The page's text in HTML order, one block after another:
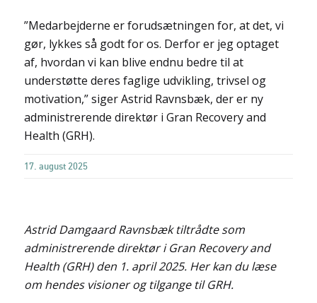
”Medarbejderne er forudsætningen for, at det, vi
gør, lykkes så godt for os. Derfor er jeg optaget
af, hvordan vi kan blive endnu bedre til at
understøtte deres faglige udvikling, trivsel og
motivation,” siger Astrid Ravnsbæk, der er ny
administrerende direktør i Gran Recovery and
Health (GRH).
17. august 2025
Astrid Damgaard Ravnsbæk tiltrådte som
administrerende direktør i Gran Recovery and
Health (GRH) den 1. april 2025. Her kan du læse
om hendes visioner og tilgange til GRH.